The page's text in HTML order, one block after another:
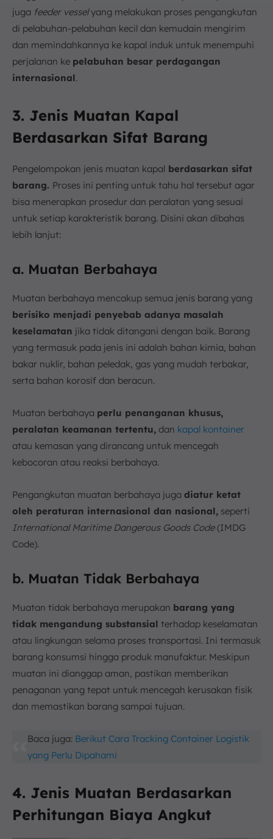
juga feeder vesselyang melakukan proses pengangkutan
di pelabuhan-pelabuhan kecil dan kemudain mengirim
dan memindahkannya ke kapal induk untuk menempuhi
perjalanan ke pelabuhan besar perdagangan
internasional.
3. Jenis Muatan Kapal
Berdasarkan Sifat Barang
Pengelompokan jenis muatan kapal berdasarkan sifat
barang. Proses ini penting untuk tahu hal tersebut agar
bisa menerapkan prosedur dan peralatan yang sesuai
untuk setiap karakteristik barang. Disini akan dibahas
lebih lanjut:
a. Muatan Berbahaya
Muatan berbahaya mencakup semua jenis barang yang
berisiko menjadi penyebab adanya masalah
keselamatan jika tidak ditangani dengan baik. Barang
yang termasuk pada jenis ini adalah bahan kimia, bahan
bakar nuklir, bahan peledak, gas yang mudah terbakar,
serta bahan korosif dan beracun.
Muatan berbahaya perlu penanganan khusus,
peralatan keamanan tertentu, dan kapal kontainer
atau kemasan yang dirancang untuk mencegah
kebocoran atau reaksi berbahaya.
Pengangkutan muatan berbahaya juga diatur ketat
oleh peraturan internasional dan nasional, seperti
International Maritime Dangerous Goods Code(IMDG
Code).
b. Muatan Tidak Berbahaya
Muatan tidak berbahaya merupakan barang yang
tidak mengandung substansial terhadap keselamatan
atau lingkungan selama proses transportasi. Ini termasuk
barang konsumsi hingga produk manufaktur. Meskipun
muatan ini dianggap aman, pastikan memberikan
penaganan yang tepat untuk mencegah kerusakan fisik
dan memastikan barang sampai tujuan.
Baca juga: Berikut Cara Tracking Container Logistik
yang Perlu Dipahami
4. Jenis Muatan Berdasarkan
Perhitungan Biaya Angkut